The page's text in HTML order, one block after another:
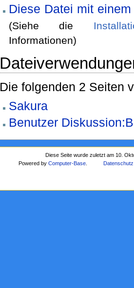
Diese Datei mit
(Siehe die
Informationen)
Die folgenden 2 Seiten
Sakura
Benutzer
Diese Seite wurde zuletzt am 10.
Powered byComputer-Base Datenschutz